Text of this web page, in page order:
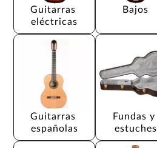
Guitarras
eléctricas
Bajos
Guitarras
españolas
Fundas y
estuches